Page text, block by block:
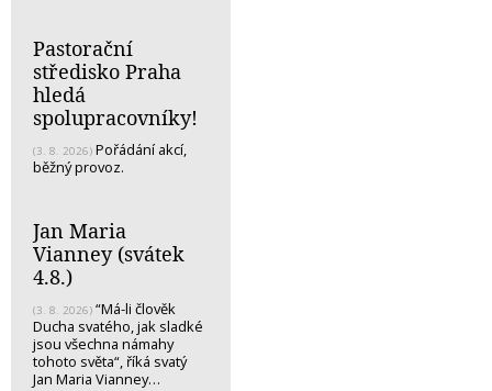
Pastorační
středisko Praha
hledá
spolupracovníky!
(3. 8. 2026) Pořádání akcí,
běžný provoz.
Jan Maria
Vianney (svátek
4.8.)
(3. 8. 2026) “Má-li člověk
Ducha svatého, jak sladké
jsou všechna námahy
tohoto světa“, říká svatý
Jan Maria Vianney…